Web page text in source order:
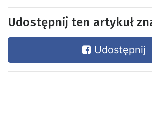
Udostępnij ten artykuł
Udostępnij